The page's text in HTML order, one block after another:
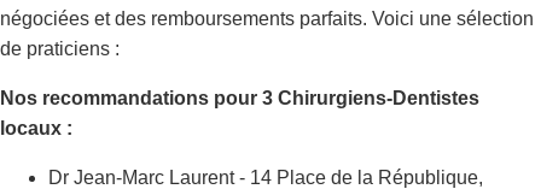
négociées et des remboursements parfaits. Voici une sélection
de praticiens :
Nos recommandations pour 3 Chirurgiens-Dentistes
locaux :
Dr Jean-Marc Laurent - 14 Place de la République,